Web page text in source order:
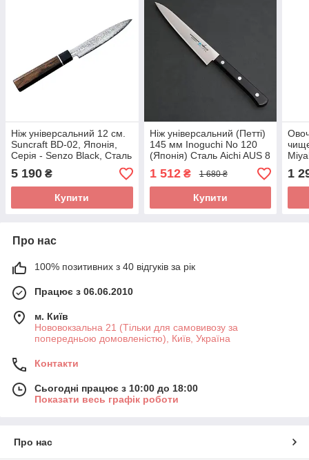
Ніж універсальний 12 см.
Suncraft BD-02, Японія,
Серія - Senzo Black, Сталь
VG10, 33 шари, Руків'я —
Pakkawood
5 190 ₴
Купити
Ніж універсальний (Петті)
145 мм Inoguchi No 120
(Японія) Сталь Aichi AUS 8
Руків'я Pakkawood | RIZ
1 512₴ 1 680 ₴
Купити
1
Про нас
100% позитивних з 40 відгуків за рік
Працює з 06.06.2010
м. Київ
Нововокзальна 21 (Тільки для самовивозу за
попередньою домовленістю), Київ, Україна
Контакти
Сьогодні працює з 10:00 до 18:00
Показати весь графік роботи
Про нас